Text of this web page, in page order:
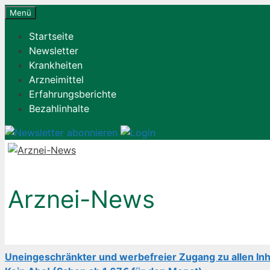
Zum
springen
Menü
Startseite
Newsletter
Krankheiten
Arzneimittel
Erfahrungsberichte
Bezahlinhalte
Arznei-News
Uneingeschränkter und werbefreier Zugang zu allen